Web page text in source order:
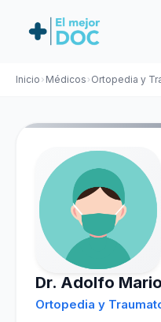
Inicio Médicos Ortopedia y
Dr. Adolfo
Ortopedia y